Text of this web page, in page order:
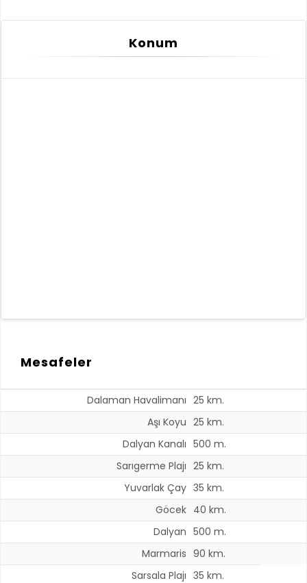
Konum
Mesafeler
Dalaman Havalimanı 25 km.
Aşı Koyu 25 km.
Dalyan Kanalı 500 m.
Sarıgerme Plajı 25 km.
Yuvarlak Çay 35 km.
Göcek 40 km.
Dalyan 500 m.
Marmaris 90 km.
Sarsala Plajı 35 km.